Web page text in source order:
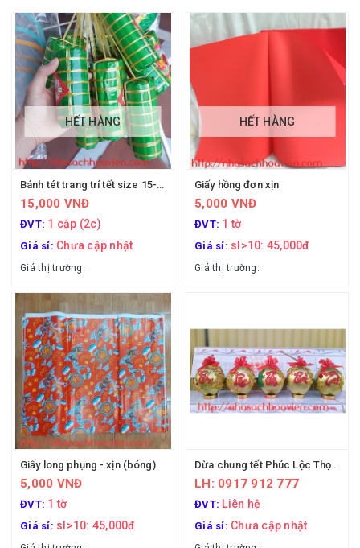
HẾT HÀNG
Bánh tét trang trí tết size 15-16cm
15,000 VNĐ
ĐVT: 1 cặp (2c)
Giá sỉ: Chưa cập nhật
Giá thị trường:
HẾT HÀNG
Giấy hồng đơn xịn
5,000 VNĐ
ĐVT: 1 tờ
Giá sỉ: sl>10: 45,000đ
Giá thị trường:
Giấy long phụng - xịn (bóng)
5,000 VNĐ
ĐVT: 1 tờ
Giá sỉ: sl>10: 45,000đ
Dừa chưng tết Phúc Lộc Thọ Phát Tài
LH: 0917 912 777
ĐVT: Liên hệ
Giá sỉ: Chưa cập nhật